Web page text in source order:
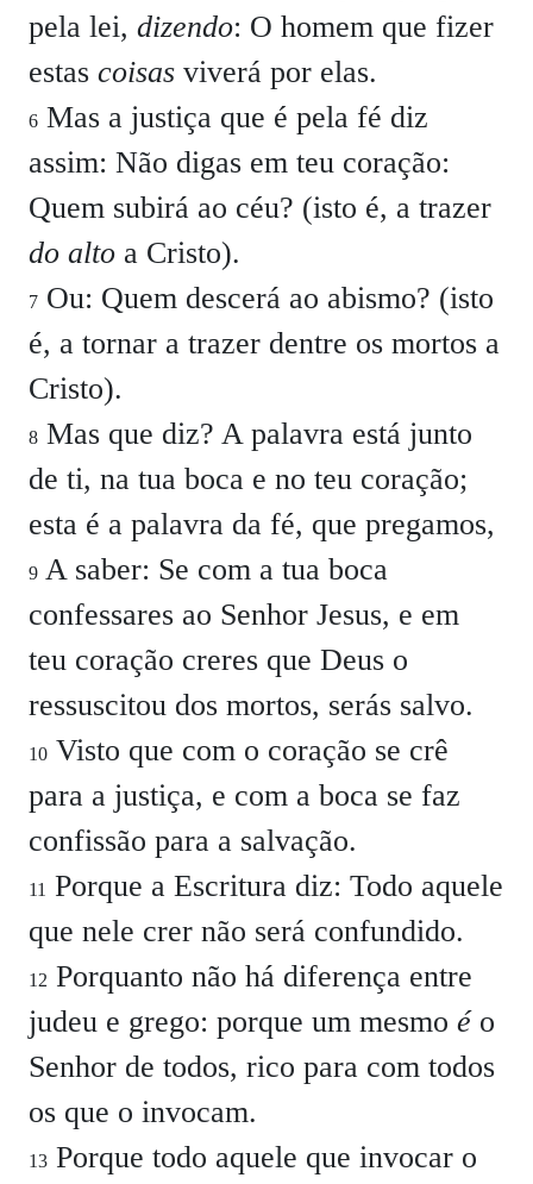
pela lei, dizendo: O homem que fizer
estas coisas viverá por elas.
6 Mas a justiça que é pela fé diz
assim: Não digas em teu coração:
Quem subirá ao céu? (isto é, a trazer
do alto a Cristo).
7 Ou: Quem descerá ao abismo? (isto
é, a tornar a trazer dentre os mortos a
Cristo).
8 Mas que diz? A palavra está junto
de ti, na tua boca e no teu coração;
esta é a palavra da fé, que pregamos,
9 A saber: Se com a tua boca
confessares ao Senhor Jesus, e em
teu coração creres que Deus o
ressuscitou dos mortos, serás salvo.
10 Visto que com o coração se crê
para a justiça, e com a boca se faz
confissão para a salvação.
11 Porque a Escritura diz: Todo aquele
que nele crer não será confundido.
12 Porquanto não há diferença entre
judeu e grego: porque um mesmo éo
Senhor de todos, rico para com todos
os que o invocam.
13 Porque todo aquele que invocar o